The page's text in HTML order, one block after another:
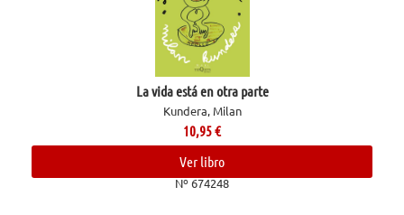
La vida está en otra parte
Kundera, Milan
10,95€
Ver libro
Nº 674248